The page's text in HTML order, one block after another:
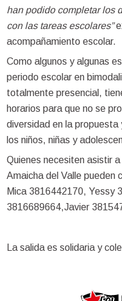
han podido completar los
con las tareas escolares”
acompañamiento escolar.
Como algunos y algunas
periodo escolar en
totalmente presencial,
horarios para que no se
diversidad en la
los niños, niñas y
Quienes necesiten asistir
Amaicha del Valle pueden
Mica 3816442170, Yessy
3816689664,Javier
La salida es solidaria y